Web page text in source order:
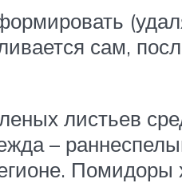
сам,
листьев
–
Помидоры